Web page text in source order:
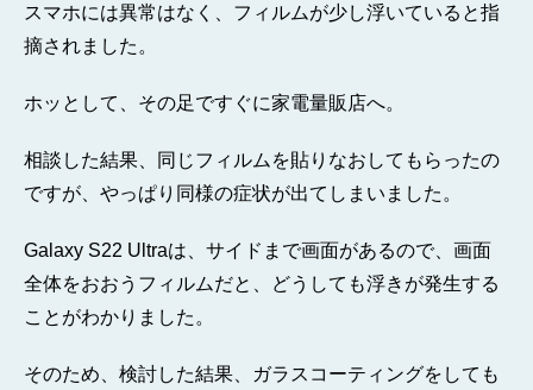
スマホには異常はなく、フィルムが少し浮いていると指
摘されました。
ホッとして、その足ですぐに家電量販店へ。
相談した結果、同じフィルムを貼りなおしてもらったの
ですが、やっぱり同様の症状が出てしまいました。
Galaxy S22 Ultraは、サイドまで画面があるので、画面
全体をおおうフィルムだと、どうしても浮きが発生する
ことがわかりました。
そのため、検討した結果、ガラスコーティングをしても